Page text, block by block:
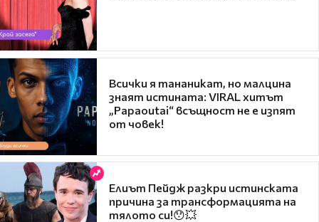
Всички я тананикат, но малцина
знаят истината: VIRAL хитът
„Papaoutai“ всъщност не е изпят
от човек!
Елиът Пейдж разкри истинската
причина за трансформацията на
тялото си!😯💥